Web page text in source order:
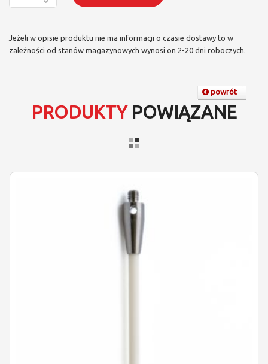
Jeżeli w opisie produktu nie ma informacji o czasie dostawy to w
zależności od stanów magazynowych wynosi on 2-20 dni roboczych.
powrót
PRODUKTYPOWIĄZANE